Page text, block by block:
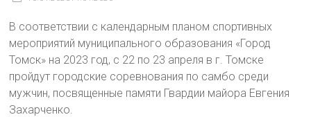
В соответствии с календарным планом спортивных
мероприятий муниципального образования «Город
Томск» на 2023 год, с 22 по 23 апреля в г. Томске
пройдут городские соревнования по самбо среди
мужчин, посвященные памяти Гвардии майора Евгения
Захарченко.